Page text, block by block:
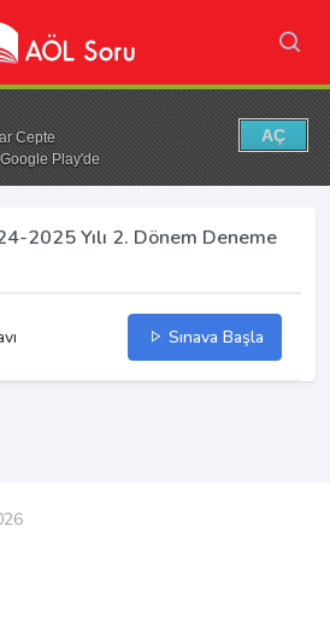
Cepte
Play'de
AÇ
2025 Yılı 2. Dönem Deneme
Sınava Başla